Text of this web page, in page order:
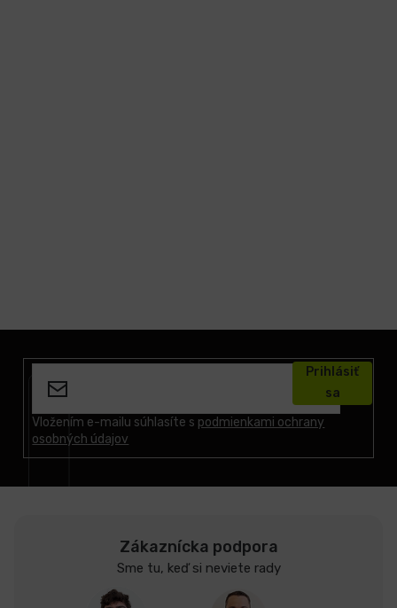
Vložením e-mailu súhlasíte s podmienkami ochrany
osobných údajov
Prihlásiť
sa
Zákaznícka podpora
Sme tu, keď si neviete rady